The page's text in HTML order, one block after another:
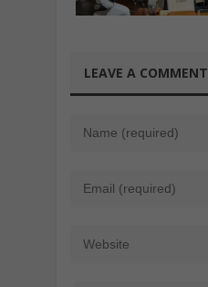
LEAVE A COMMENT